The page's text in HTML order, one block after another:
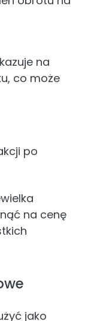
na
co może
po
na cenę
jako